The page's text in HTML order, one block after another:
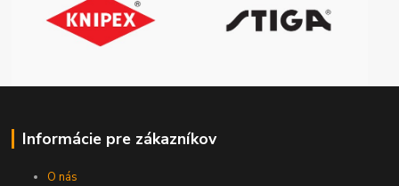
Informácie pre zákazníkov
O nás